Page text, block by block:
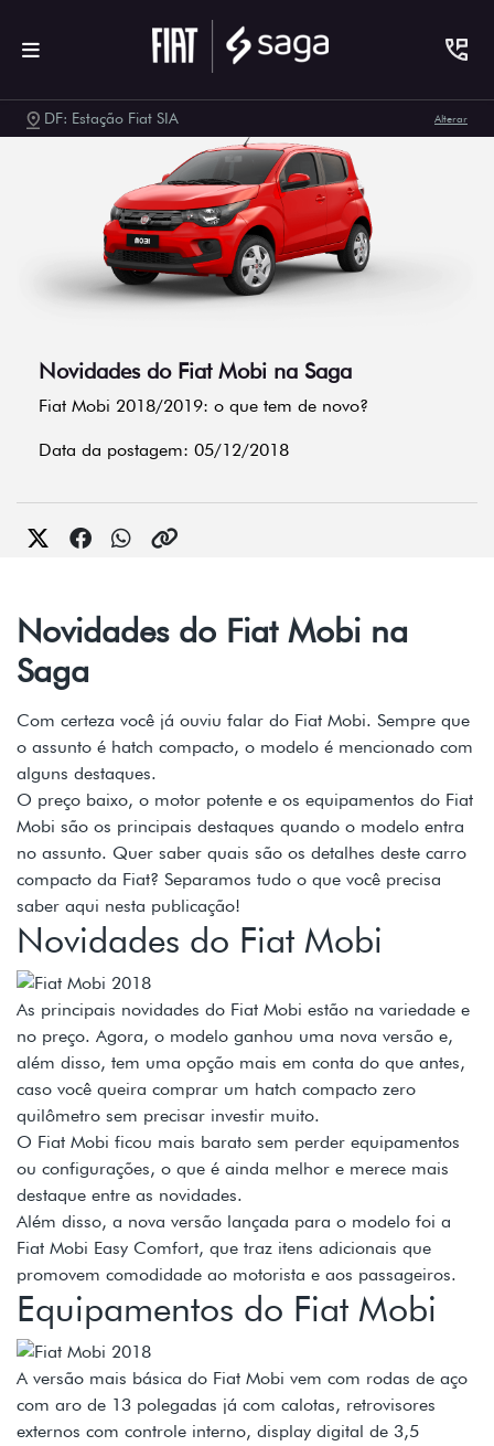
DF: Estação Fiat SIA Alterar
Novidades do Fiat Mobi na Saga
Fiat Mobi 2018/2019: o que tem de novo?
Data da postagem: 05/12/2018
Novidades do Fiat Mobi na
Saga
Com certeza você já ouviu falar do Fiat Mobi. Sempre que
o assunto é hatch compacto, o modelo é mencionado com
alguns destaques.
O preço baixo, o motor potente e os equipamentos do Fiat
Mobi são os principais destaques quando o modelo entra
no assunto. Quer saber quais são os detalhes deste carro
compacto da Fiat? Separamos tudo o que você precisa
saber aqui nesta publicação!
Novidades do Fiat Mobi
As principais novidades do Fiat Mobi estão na variedade e
no preço. Agora, o modelo ganhou uma nova versão e,
além disso, tem uma opção mais em conta do que antes,
caso você queira comprar um hatch compacto zero
quilômetro sem precisar investir muito.
O Fiat Mobi ficou mais barato sem perder equipamentos
ou configurações, o que é ainda melhor e merece mais
destaque entre as novidades.
Além disso, a nova versão lançada para o modelo foi a
Fiat Mobi Easy Comfort, que traz itens adicionais que
promovem comodidade ao motorista e aos passageiros.
Equipamentos do Fiat Mobi
A versão mais básica do Fiat Mobi vem com rodas de aço
com aro de 13 polegadas já com calotas, retrovisores
externos com controle interno, display digital de 3,5